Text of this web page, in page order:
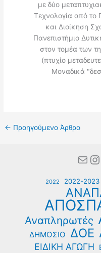
με δύο
Τεχνολογία από
και Διοίκηση
Πανεπιστήμιο
στον τομέα των
(πτυχίο
Μοναδικά
← Προηγούμενο Άρθρο
Mail
2022 2022-2023
Αναπληρωτές
ΔΗΜΟΣΙΟ ΔΟΕ
ΕΙΔΙΚΗ ΑΓΩΓΗ